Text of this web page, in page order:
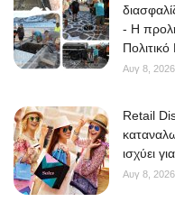
- Η
Αυγ 8, 2026
Retail
ισχύει
Αυγ 8, 2026